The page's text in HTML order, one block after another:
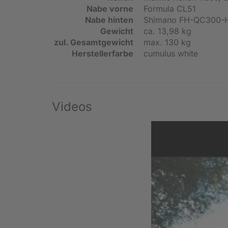
Nabe vorne
Formula CL51
Nabe hinten
Shimano FH-QC300-
Gewicht
ca. 13,98 kg
zul. Gesamtgewicht
max. 130 kg
Herstellerfarbe
cumulus white
Videos